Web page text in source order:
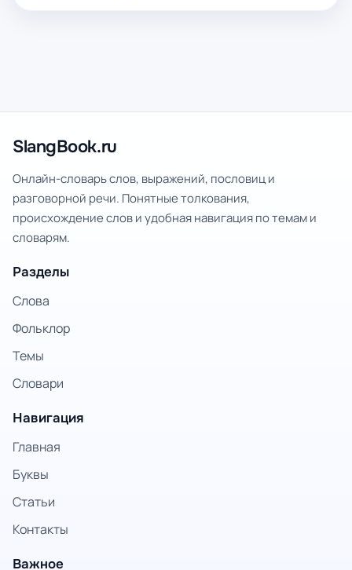
SlangBook.ru
Онлайн-словарь слов, выражений, пословиц и
разговорной речи. Понятные толкования,
происхождение слов и удобная навигация по темам и
словарям.
Разделы
Слова
Фольклор
Темы
Словари
Навигация
Главная
Буквы
Статьи
Контакты
Важное